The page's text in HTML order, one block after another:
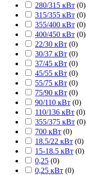
280/315 кВт (0)
315/355 кВт (0)
355/400 кВт (0)
400/450 кВт (0)
22/30 кВт (0)
30/37 кВт (0)
37/45 кВт (0)
45/55 кВт (0)
55/75 кВт (0)
75/90 кВт (0)
90/110 кВт (0)
110/136 кВт (0)
355/375 кВт (0)
700 кВт (0)
18.5/22 кВт (0)
15-18.5 кВт (0)
0,25 (0)
0,25 кВт (0)